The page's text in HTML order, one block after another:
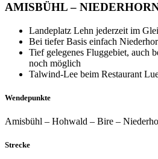
AMISBÜHL –
Landeplatz Lehn jederzeit im
Bei tiefer Basis einfach
Tief gelegenes Fluggebiet, auch
noch möglich
Talwind-Lee beim Restaurant
Wendepunkte
Amisbühl – Hohwald – Bire –
Strecke